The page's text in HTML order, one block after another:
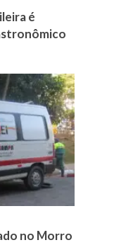
é
no Morro